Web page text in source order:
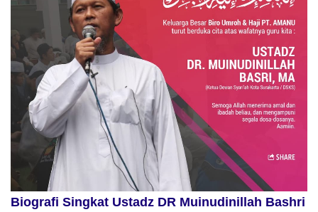
Biografi Singkat Ustadz DR Muinudinillah Bashri